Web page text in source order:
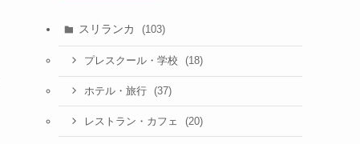
スリランカ (103)
プレスクール・学校 (18)
ホテル・旅行 (37)
レストラン・カフェ (20)